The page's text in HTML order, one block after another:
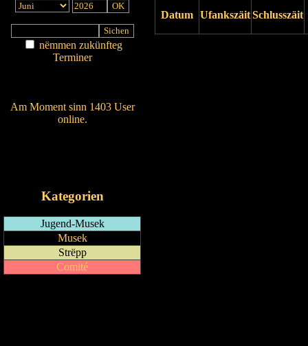
nëmmen zukünfteg
Terminer
Am Moment sinn 1403 User
online.
Kategorien
Jugend-Musek
Musek
Strëpp
Comité
Datum UfankszäitSchlusszäit